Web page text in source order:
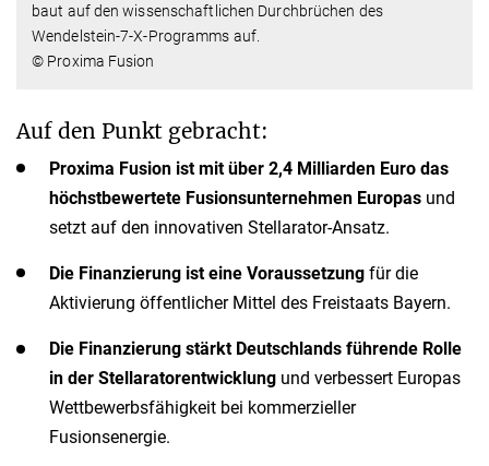
baut auf den wissenschaftlichen Durchbrüchen des
Wendelstein-7-X-Programms auf.
© Proxima Fusion
Auf den Punkt gebracht:
Proxima Fusion ist mit über 2,4 Milliarden Euro das
höchstbewertete Fusionsunternehmen Europas und
setzt auf den innovativen Stellarator-Ansatz.
Die Finanzierung ist eine Voraussetzung für die
Aktivierung öffentlicher Mittel des Freistaats Bayern.
Die Finanzierung stärkt Deutschlands führende Rolle
in der Stellaratorentwicklung und verbessert Europas
Wettbewerbsfähigkeit bei kommerzieller
Fusionsenergie.